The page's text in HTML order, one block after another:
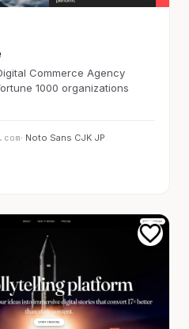
Commerce Agency
1000 organizations
· Noto Sans CJK JP